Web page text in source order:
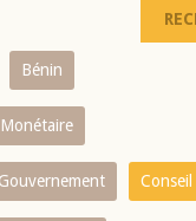
Bénin
Conseil